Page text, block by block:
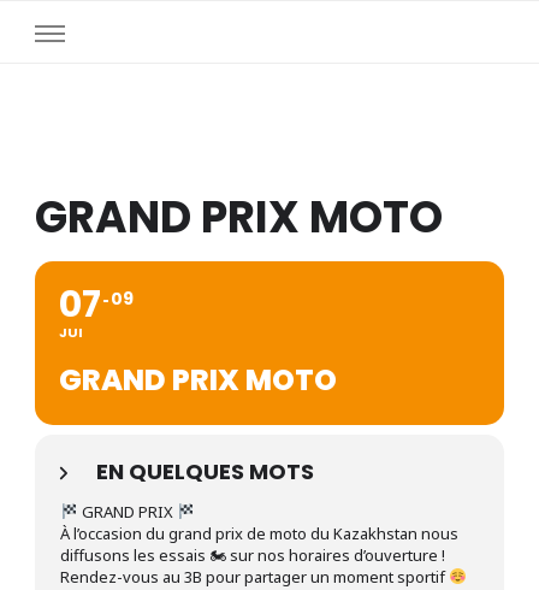
GRAND PRIX MOTO
07
JUI
09
GRAND PRIX MOTO
EN QUELQUES MOTS
GRAND PRIX
À l’occasion du grand prix de moto du Kazakhstan nous
diffusons les essais 🏍 sur nos horaires d’ouverture !
Rendez-vous au 3B pour partager un moment sportif